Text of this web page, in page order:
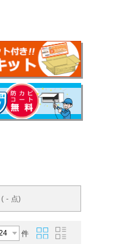
( - 点)
件